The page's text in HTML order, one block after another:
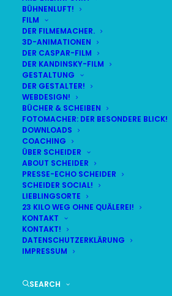
BÜHNENLUFT!
FILM
DER FILMEMACHER.
3D-ANIMATIONEN
DER CASPAR-FILM
DER KANDINSKY-FILM
GESTALTUNG
DER GESTALTER!
WEBDESIGN!
BÜCHER & SCHEIBEN
FOTOMACHER: DER BESONDERE BLICK!
DOWNLOADS
COACHING
ÜBER SCHEIDER
ABOUT SCHEIDER
PRESSE-ECHO SCHEIDER
SCHEIDER SOCIAL!
LIEBLINGSORTE
23 KILO WEG OHNE QUÄLEREI!
KONTAKT
KONTAKT!
DATENSCHUTZERKLÄRUNG
IMPRESSUM
SEARCH
DAS HIER HABE ICH